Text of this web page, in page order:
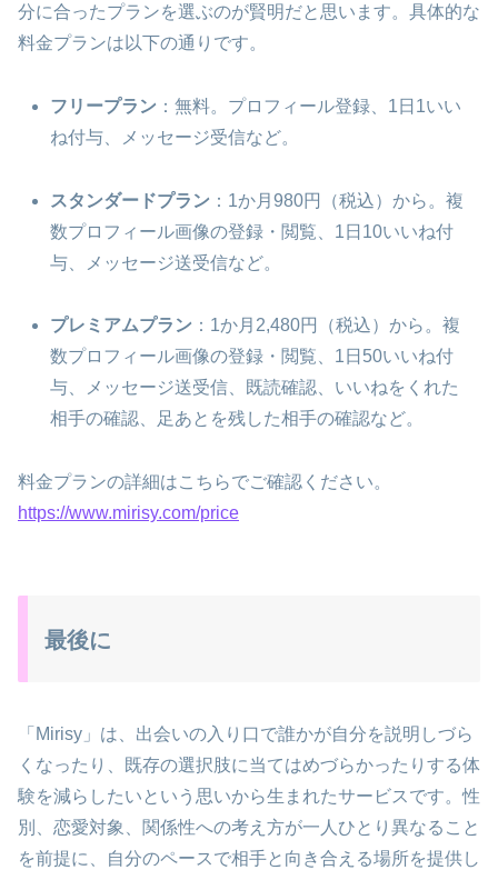
分に合ったプランを選ぶのが賢明だと思います。具体的な
料金プランは以下の通りです。
フリープラン ：無料。プロフィール登録、1日1いい
ね付与、メッセージ受信など。
スタンダードプラン ：1か月980円（税込）から。複
数プロフィール画像の登録・閲覧、1日10いいね付
与、メッセージ送受信など。
プレミアムプラン ：1か月2,480円（税込）から。複
数プロフィール画像の登録・閲覧、1日50いいね付
与、メッセージ送受信、既読確認、いいねをくれた
相手の確認、足あとを残した相手の確認など。
料金プランの詳細はこちらでご確認ください。
https://www.mirisy.com/price
最後に
「Mirisy」は、出会いの入り口で誰かが自分を説明しづら
くなったり、既存の選択肢に当てはめづらかったりする体
験を減らしたいという思いから生まれたサービスです。性
別、恋愛対象、関係性への考え方が一人ひとり異なること
を前提に、自分のペースで相手と向き合える場所を提供し